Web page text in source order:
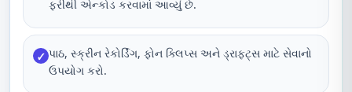
ફરીથી એન્કોડ કરવામાં આવ્યું છે.
✓ પાઠ, સ્ક્રીન રેકોર્ડિંગ, ફોન ક્લિપ્સ અને ડ્રાફ્ટ્સ માટે સેવાનો
ઉપયોગ કરો.